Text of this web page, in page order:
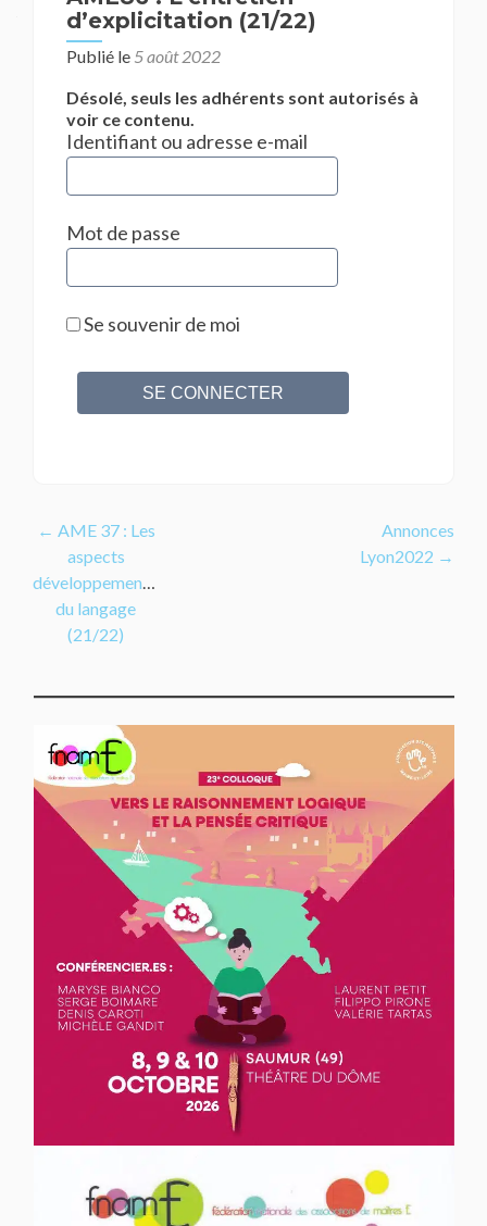
d’explicitation (21/22)
Publié le 5 août 2022
Désolé, seuls les adhérents sont autorisés à
voir ce contenu.
Identifiant ou adresse e-mail
Mot de passe
Se souvenir de moi
Navigation
de
l’article
← AME 37 : Les
aspects
développementaux
du langage
(21/22)
Annonces
Lyon2022 →